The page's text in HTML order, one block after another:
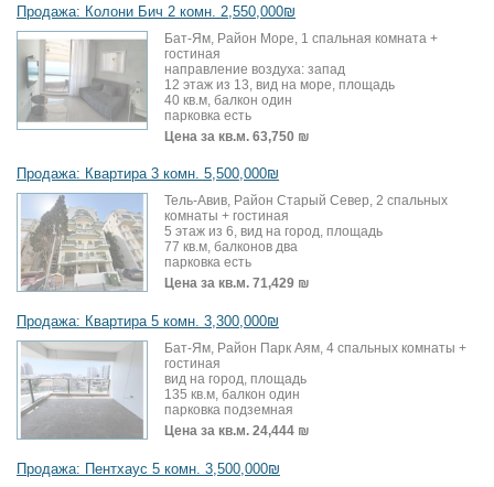
Продажа: Колони Бич 2 комн. 2,550,000₪
Бат-Ям, Район Море, 1 спальная комната +
гостиная
направление воздуха: запад
12 этаж из 13, вид на море, площадь
40 кв.м, балкон один
парковка есть
Цена за кв.м. 63,750 ₪
Продажа: Квартира 3 комн. 5,500,000₪
Тель-Авив, Район Старый Север, 2 спальных
комнаты + гостиная
5 этаж из 6, вид на город, площадь
77 кв.м, балконов два
парковка есть
Цена за кв.м. 71,429 ₪
Продажа: Квартира 5 комн. 3,300,000₪
Бат-Ям, Район Парк Аям, 4 спальных комнаты +
гостиная
вид на город, площадь
135 кв.м, балкон один
парковка подземная
Цена за кв.м. 24,444 ₪
Продажа: Пентхаус 5 комн. 3,500,000₪